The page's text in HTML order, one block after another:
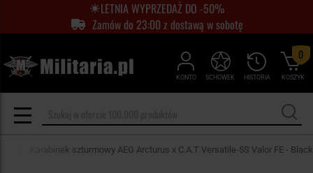
LETNIA WYPRZEDAŻ DO -50%
Zamów do 23:00 z dostawą w sobotę
KONTO HISTORIA
SCHOWEK KOSZYK
0
Karabinek szturmowy AEG Arcturus x C.A.T Versatile-5S Valor FE - Black